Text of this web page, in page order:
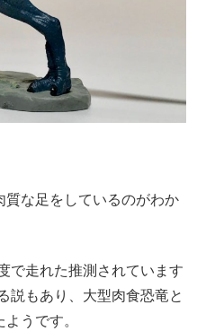
な足をしているのがわか
で走れた推測されています
説もあり、大型肉食恐竜と
うです。